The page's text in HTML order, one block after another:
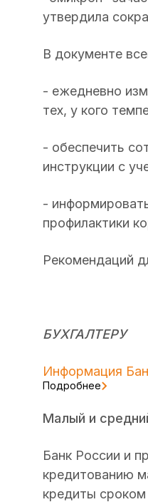
утвердила
В документе
- ежедневно
тех, у кого
- обеспечить
инструкции с
-
профилактики
Рекомендаций
БУХГАЛТЕРУ
Информация
Подробнее
Малый и
Банк России и
кредитованию
кредиты